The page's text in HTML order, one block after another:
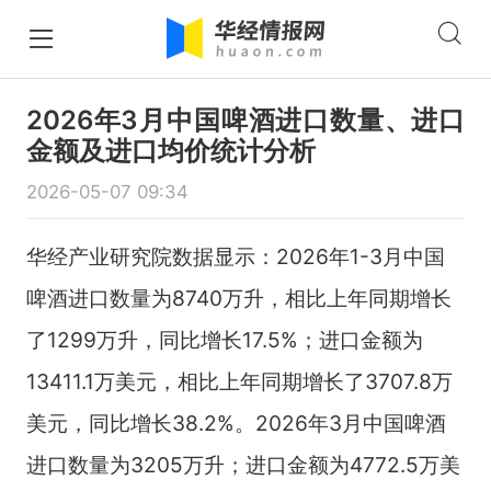
2026年3月中国啤酒进口数量、进口
金额及进口均价统计分析
2026-05-07 09:34
华经产业研究院数据显示：2026年1-3月中国
啤酒进口数量为8740万升，相比上年同期增长
了1299万升，同比增长17.5%；进口金额为
13411.1万美元，相比上年同期增长了3707.8万
美元，同比增长38.2%。2026年3月中国啤酒
进口数量为3205万升；进口金额为4772.5万美